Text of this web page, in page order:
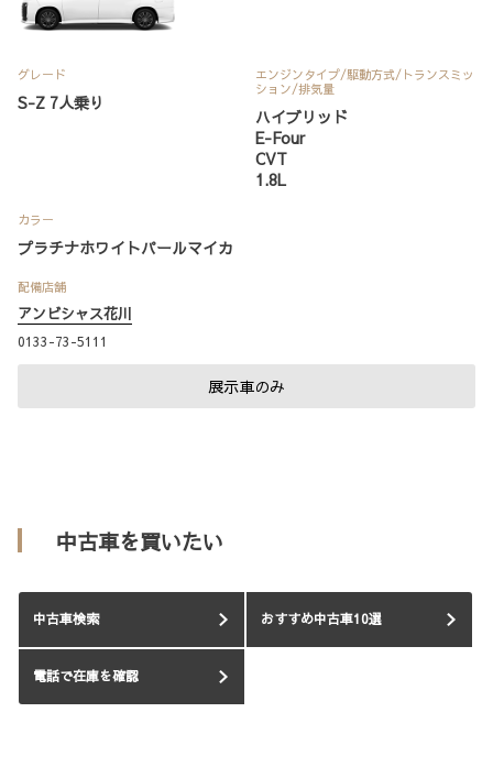
グレード
S-Z 7人乗り
エンジンタイプ/駆動方式/ トランスミッ
ション/排気量
ハイブリッド
E-Four
CVT
1.8L
カラー
プラチナホワイトパールマイカ
配備店舗
アンビシャス花川
0133-73-5111
展示車のみ
中古車を買いたい
中古車検索 おすすめ中古車10選
電話で在庫を確認